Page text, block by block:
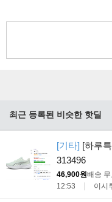
최근 등록된 비슷한 핫딜
[기타] [하루
313496
46,900원배송 무
12:53
이시